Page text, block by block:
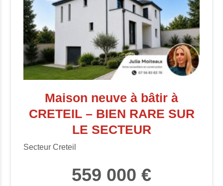
Maison neuve à bâtir à
CRETEIL – BIEN RARE SUR
LE SECTEUR
Secteur Creteil
559 000 €